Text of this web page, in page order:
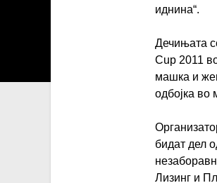
иднина“.
Дечињата
Cup 2011
машка и
одбојка во
бидат дел
Лизинг и
За секоја форма на